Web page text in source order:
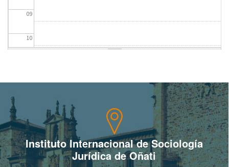
09
10
Instituto Internacional de Sociología
Jurídica de Oñati